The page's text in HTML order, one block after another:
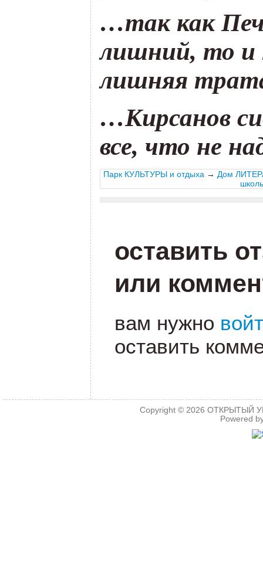
…так как
лишний, то и
лишняя
…Кирсанов
все, что не
Парк КУЛЬТУРЫ и отдыха → Дом
оставить
или
вам нужно
оставить
Copyright © 2026ОТКРЫТЫЙ
Powered